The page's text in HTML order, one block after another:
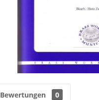
Bewertungen 0